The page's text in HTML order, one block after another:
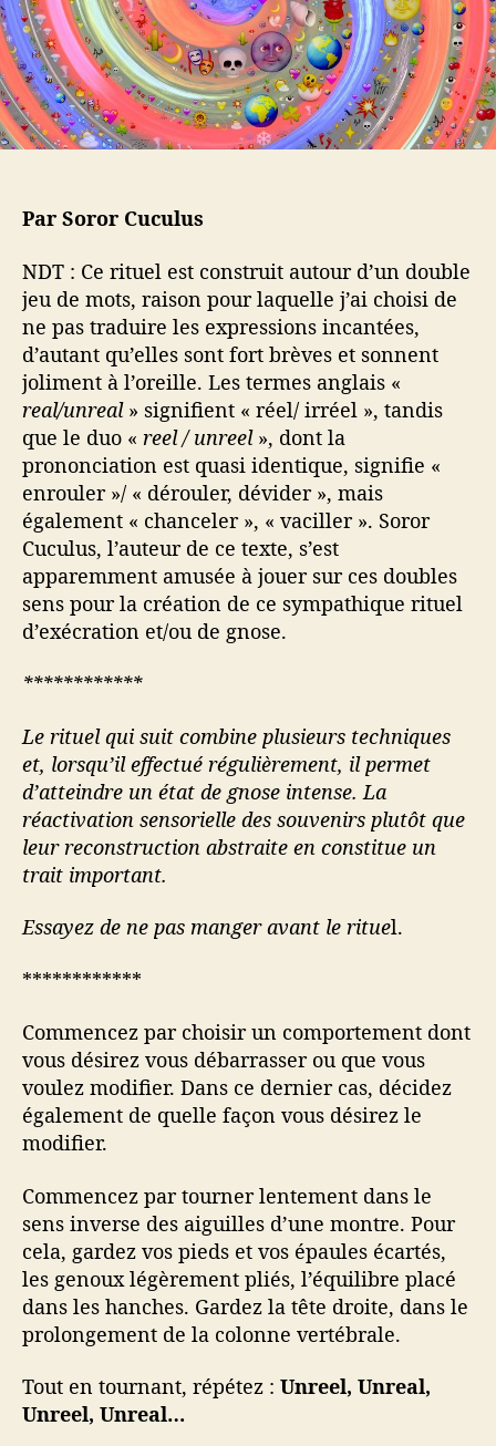
a
r
t
i
c
l
e
t
i
c
l
e
Par Soror Cuculus
NDT : Ce rituel est construit autour d’un double
jeu de mots, raison pour laquelle j’ai choisi de
ne pas traduire les expressions incantées,
d’autant qu’elles sont fort brèves et sonnent
joliment à l’oreille. Les termes anglais «
real/unreal» signifient « réel/ irréel », tandis
que le duo « reel / unreel», dont la
prononciation est quasi identique, signifie «
enrouler »/ « dérouler, dévider », mais
également « chanceler », « vaciller ». Soror
Cuculus, l’auteur de ce texte, s’est
apparemment amusée à jouer sur ces doubles
sens pour la création de ce sympathique rituel
d’exécration et/ou de gnose.
************
Le rituel qui suit combine plusieurs techniques
et, lorsqu’il effectué régulièrement, il permet
d’atteindre un état de gnose intense. La
réactivation sensorielle des souvenirs plutôt que
leur reconstruction abstraite en constitue un
trait important.
Essayez de ne pas manger avant le rituel.
************
Commencez par choisir un comportement dont
vous désirez vous débarrasser ou que vous
voulez modifier. Dans ce dernier cas, décidez
également de quelle façon vous désirez le
modifier.
Commencez par tourner lentement dans le
sens inverse des aiguilles d’une montre. Pour
cela, gardez vos pieds et vos épaules écartés,
les genoux légèrement pliés, l’équilibre placé
dans les hanches. Gardez la tête droite, dans le
prolongement de la colonne vertébrale.
Tout en tournant, répétez : Unreel, Unreal,
Unreel, Unreal…